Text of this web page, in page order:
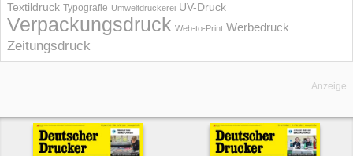
Textildruck Typografie Umweltdruckerei UV-Druck
Verpackungsdruck Web-to-Print Werbedruck
Zeitungsdruck
Anzeige